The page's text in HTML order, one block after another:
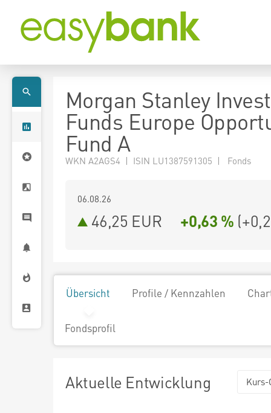
Morgan Stanley
Funds Europe
Fund A
WKN A2AGS4 | ISIN LU1387591305 | Fonds
06.08.26
46,25 EUR +0,63 % (
Übersicht Profile / Kennzahlen
Fondsprofil
Aktuelle Entwicklung Kurs-